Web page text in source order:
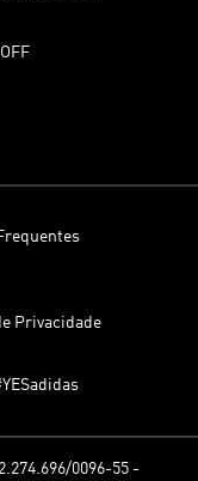
Privacidade
0096-55 -